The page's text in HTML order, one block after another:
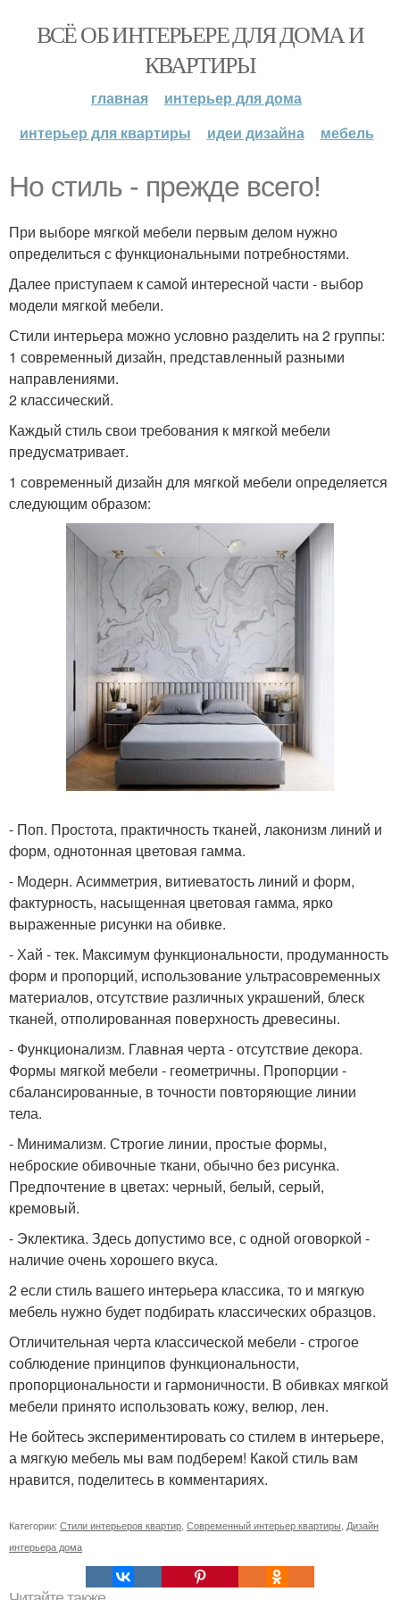
ВСЁ ОБ ИНТЕРЬЕРЕ ДЛЯ ДОМА И
КВАРТИРЫ
главная
интерьер для дома
интерьер для квартиры
идеи дизайна мебель
Но стиль - прежде всего!
При выборе мягкой мебели первым делом нужно
определиться с функциональными потребностями.
Далее приступаем к самой интересной части - выбор
модели мягкой мебели.
Стили интерьера можно условно разделить на 2 группы:
1 современный дизайн, представленный разными
направлениями.
2 классический.
Каждый стиль свои требования к мягкой мебели
предусматривает.
1 современный дизайн для мягкой мебели определяется
следующим образом:
- Поп. Простота, практичность тканей, лаконизм линий и
форм, однотонная цветовая гамма.
- Модерн. Асимметрия, витиеватость линий и форм,
фактурность, насыщенная цветовая гамма, ярко
выраженные рисунки на обивке.
- Хай - тек. Максимум функциональности, продуманность
форм и пропорций, использование ультрасовременных
материалов, отсутствие различных украшений, блеск
тканей, отполированная поверхность древесины.
- Функционализм. Главная черта - отсутствие декора.
Формы мягкой мебели - геометричны. Пропорции -
сбалансированные, в точности повторяющие линии
тела.
- Минимализм. Строгие линии, простые формы,
неброские обивочные ткани, обычно без рисунка.
Предпочтение в цветах: черный, белый, серый,
кремовый.
- Эклектика. Здесь допустимо все, с одной оговоркой -
наличие очень хорошего вкуса.
2 если стиль вашего интерьера классика, то и мягкую
мебель нужно будет подбирать классических образцов.
Отличительная черта классической мебели - строгое
соблюдение принципов функциональности,
пропорциональности и гармоничности. В обивках мягкой
мебели принято использовать кожу, велюр, лен.
Не бойтесь экспериментировать со стилем в интерьере,
а мягкую мебель мы вам подберем! Какой стиль вам
нравится, поделитесь в комментариях.
Категории: Стили интерьеров квартир Современный интерьер квартиры Дизайн
интерьера дома